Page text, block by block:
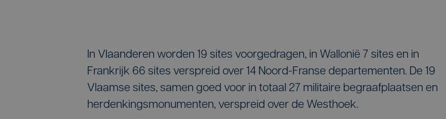
In Vlaanderen worden 19 sites voorgedragen, in Wallonië 7 sites en in
Frankrijk 66 sites verspreid over 14 Noord-Franse departementen. De 19
Vlaamse sites, samen goed voor in totaal 27 militaire begraafplaatsen en
herdenkingsmonumenten, verspreid over de Westhoek.